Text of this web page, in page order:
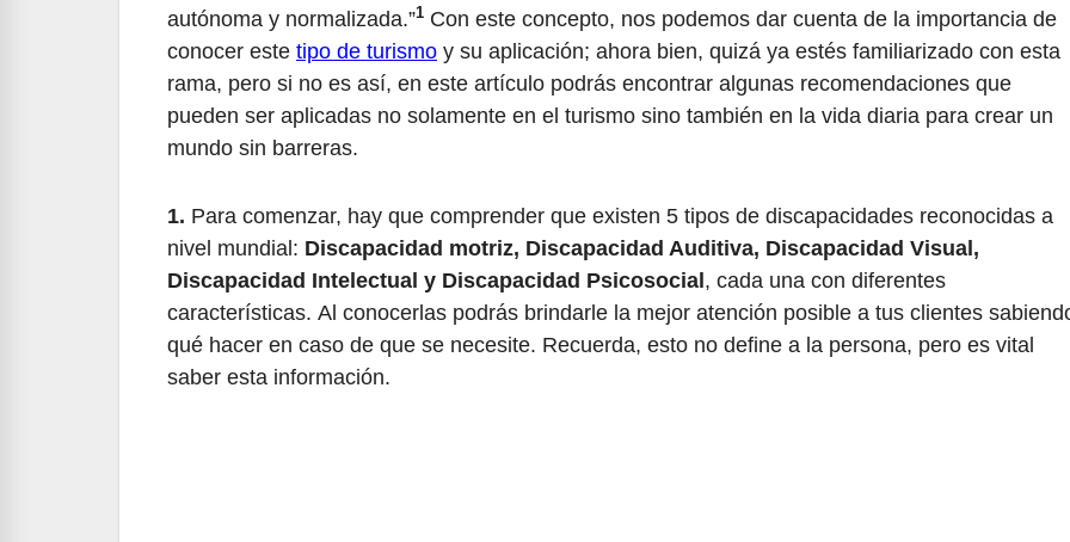
autónoma y normalizada.”1 Con este concepto, nos podemos dar cuenta de la importancia de
conocer este tipo de turismo y su aplicación; ahora bien, quizá ya estés familiarizado con esta
rama, pero si no es así, en este artículo podrás encontrar algunas recomendaciones que
pueden ser aplicadas no solamente en el turismo sino también en la vida diaria para crear un
mundo sin barreras.
1. Para comenzar, hay que comprender que existen 5 tipos de discapacidades reconocidas a
nivel mundial: Discapacidad motriz, Discapacidad Auditiva, Discapacidad Visual,
Discapacidad Intelectual y Discapacidad Psicosocial, cada una con diferentes
características. Al conocerlas podrás brindarle la mejor atención posible a tus clientes
qué hacer en caso de que se necesite. Recuerda, esto no define a la persona, pero es vital
saber esta información.